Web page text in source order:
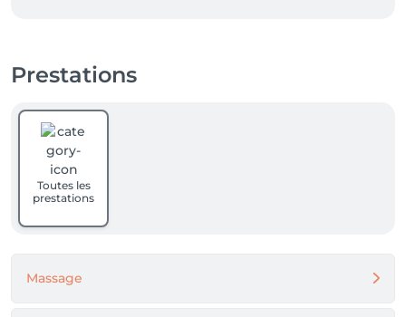
Prestations
Toutes les
prestations
Massage